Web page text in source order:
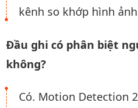
kênh so khớp hình
Đầu ghi có phân biệt
không?
Có. Motion Detection